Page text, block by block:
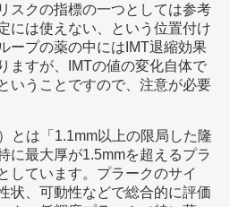
スクの指標の一つとしては参考
には使えない、という位置付け
ープの薬の中にはIMT退縮効果
ますが、IMTの値の変化自体で
いうことですので、注意が必要
とは「1.1mm以上の限局した隆
に最大厚が1.5mmを超えるプラ
しています。プラークのサイ
状、可動性などで総合的に評価